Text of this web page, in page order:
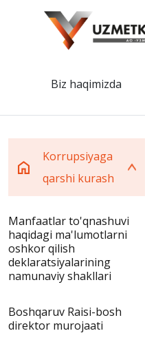
Biz haqimizda
Korrupsiyaga
qarshi kurash
Manfaatlar to'qnashuvi
haqidagi ma'lumotlarni
oshkor qilish
deklaratsiyalarining
namunaviy shakllari
Boshqaruv Raisi-bosh
direktor murojaati